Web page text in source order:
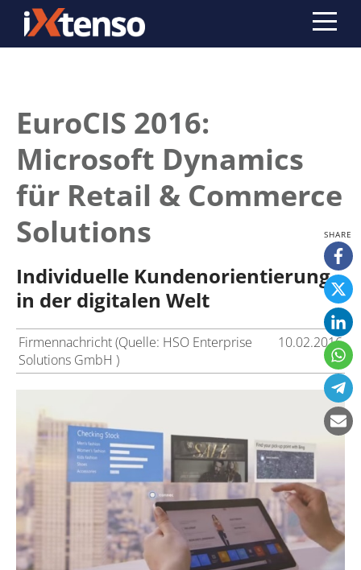
EuroCIS 2016:
Microsoft Dynamics
für Retail & Commerce
Solutions
Individuelle Kundenorientierung
in der digitalen Welt
Firmennachricht (Quelle: HSO Enterprise
Solutions GmbH )
10.02.2016